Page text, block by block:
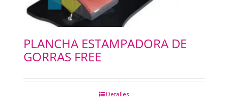
PLANCHA ESTAMPADORA DE
GORRAS FREE
Detalles